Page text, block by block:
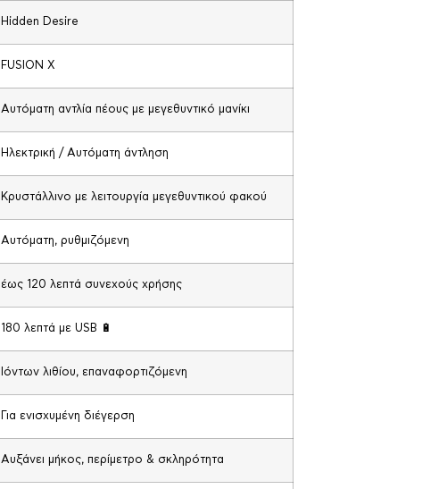
Hidden Desire
FUSION X
Αυτόματη αντλία πέους με μεγεθυντικό μανίκι
Ηλεκτρική / Αυτόματη άντληση
Κρυστάλλινο με λειτουργία μεγεθυντικού φακού
Αυτόματη, ρυθμιζόμενη
έως 120 λεπτά συνεχούς χρήσης
180 λεπτά με USB 🔋
Ιόντων λιθίου, επαναφορτιζόμενη
Για ενισχυμένη διέγερση
Αυξάνει μήκος, περίμετρο & σκληρότητα